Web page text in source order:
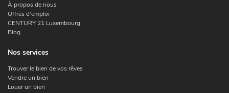
À propos de nous
Offres d'emploi
CENTURY 21 Luxembourg
Blog
Nos services
Trouver le bien de vos rêves
Vendre un bien
Louer un bien